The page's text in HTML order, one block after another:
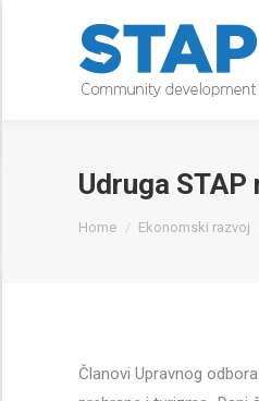
Udruga STAP
You are here:
Home Ekonomski razvoj
Članovi Upravnog